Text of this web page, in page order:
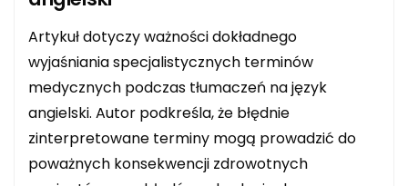
Artykuł dotyczy ważności dokładnego
wyjaśniania specjalistycznych terminów
medycznych podczas tłumaczeń na język
angielski. Autor podkreśla, że błędnie
zinterpretowane terminy mogą prowadzić do
poważnych konsekwencji zdrowotnych